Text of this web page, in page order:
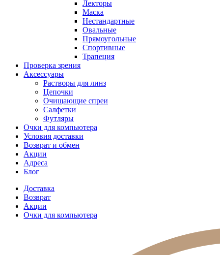
Лекторы
Маска
Нестандартные
Овальные
Прямоугольные
Спортивные
Трапеция
Проверка зрения
Аксессуары
Растворы для линз
Цепочки
Очищающие спреи
Салфетки
Футляры
Очки для компьютера
Условия доставки
Возврат и обмен
Акции
Адреса
Блог
Доставка
Возврат
Акции
Очки для компьютера